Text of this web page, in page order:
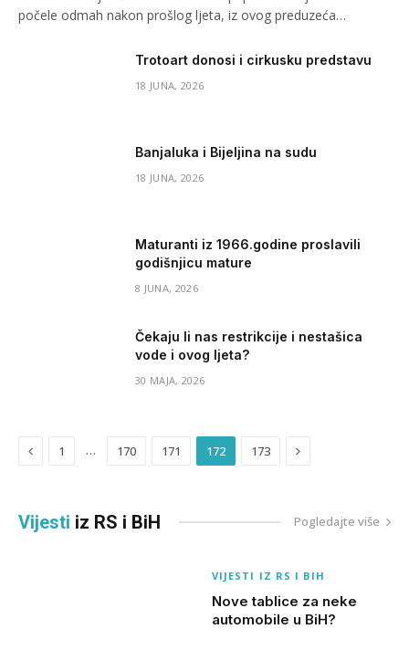
počele odmah nakon prošlog ljeta, iz ovog preduzeća…
Trotoart donosi i cirkusku predstavu
18 JUNA, 2026
Banjaluka i Bijeljina na sudu
18 JUNA, 2026
Maturanti iz 1966.godine proslavili
godišnjicu mature
8 JUNA, 2026
Čekaju li nas restrikcije i nestašica
vode i ovog ljeta?
30 MAJA, 2026
Previous
1 … 170 171 172 173 Next
Vijesti iz RS i BiH Pogledajte više
VIJESTI IZ RS I BIH
Nove tablice za neke
automobile u BiH?